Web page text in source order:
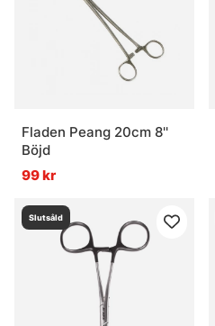
Fladen Peang 20cm 8''
Böjd
99 kr
Slutsåld